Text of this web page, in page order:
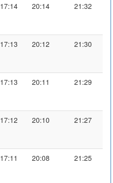
17:14 20:14 21:32
17:13 20:12 21:30
17:13 20:11 21:29
17:12 20:10 21:27
17:11 20:08 21:25